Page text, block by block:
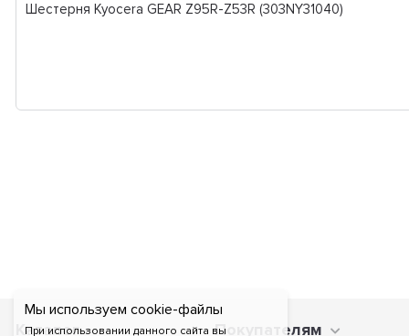
Мы используем cookie-файлы
При использовании данного сайта вы
Шестерня Kyocera GEAR Z95R-Z53R (303NY31040)
Каталог Покупателям